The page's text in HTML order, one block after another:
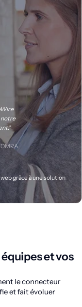
notre
grâce à une solution
et vos
le connecteur
et fait évoluer